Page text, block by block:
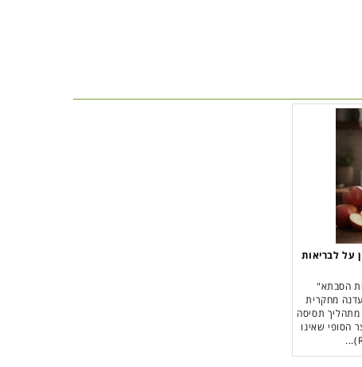
על לבריאות
הסבתא"
מחקרית
מתהליך תסיסה
הסופי שאינו